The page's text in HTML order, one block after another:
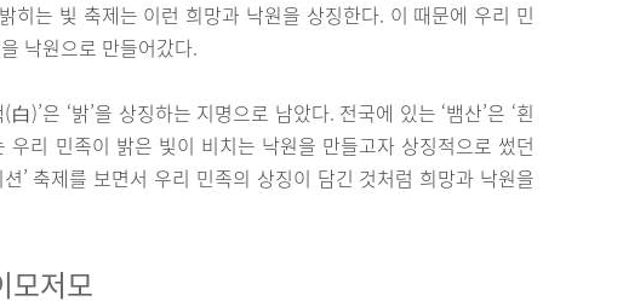
히는 빛 축제는 이런 희망과 낙원을 상징한다. 이 때문에 우리 민
낙원으로 만들어갔다.
)’은 ‘밝’을 상징하는 지명으로 남았다. 전국에 있는 ‘뱀산’은 ‘흰
우리 민족이 밝은 빛이 비치는 낙원을 만들고자 상징적으로 썼던
’ 축제를 보면서 우리 민족의 상징이 담긴 것처럼 희망과 낙원을
모저모